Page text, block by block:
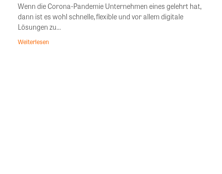
Wenn die Corona-Pandemie Unternehmen eines gelehrt hat,
dann ist es wohl schnelle, flexible und vor allem digitale
Lösungen zu...
Weiterlesen